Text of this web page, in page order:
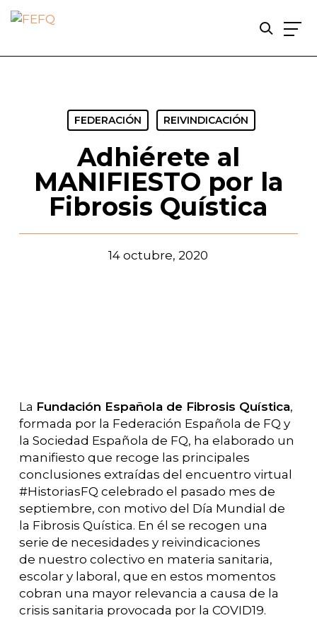
FEDERACIÓN REIVINDICACIÓN
Adhiérete al
MANIFIESTO por la
Fibrosis Quística
14 octubre, 2020
La Fundación Española de Fibrosis Quística,
formada por la Federación Española de FQ y
la Sociedad Española de FQ, ha elaborado un
manifiesto que recoge las principales
conclusiones extraídas del encuentro virtual
#HistoriasFQ celebrado el pasado mes de
septiembre, con motivo del Día Mundial de
la Fibrosis Quística. En él se recogen una
serie de necesidades y reivindicaciones
de nuestro colectivo en materia sanitaria,
escolar y laboral, que en estos momentos
cobran una mayor relevancia a causa de la
crisis sanitaria provocada por la COVID19.